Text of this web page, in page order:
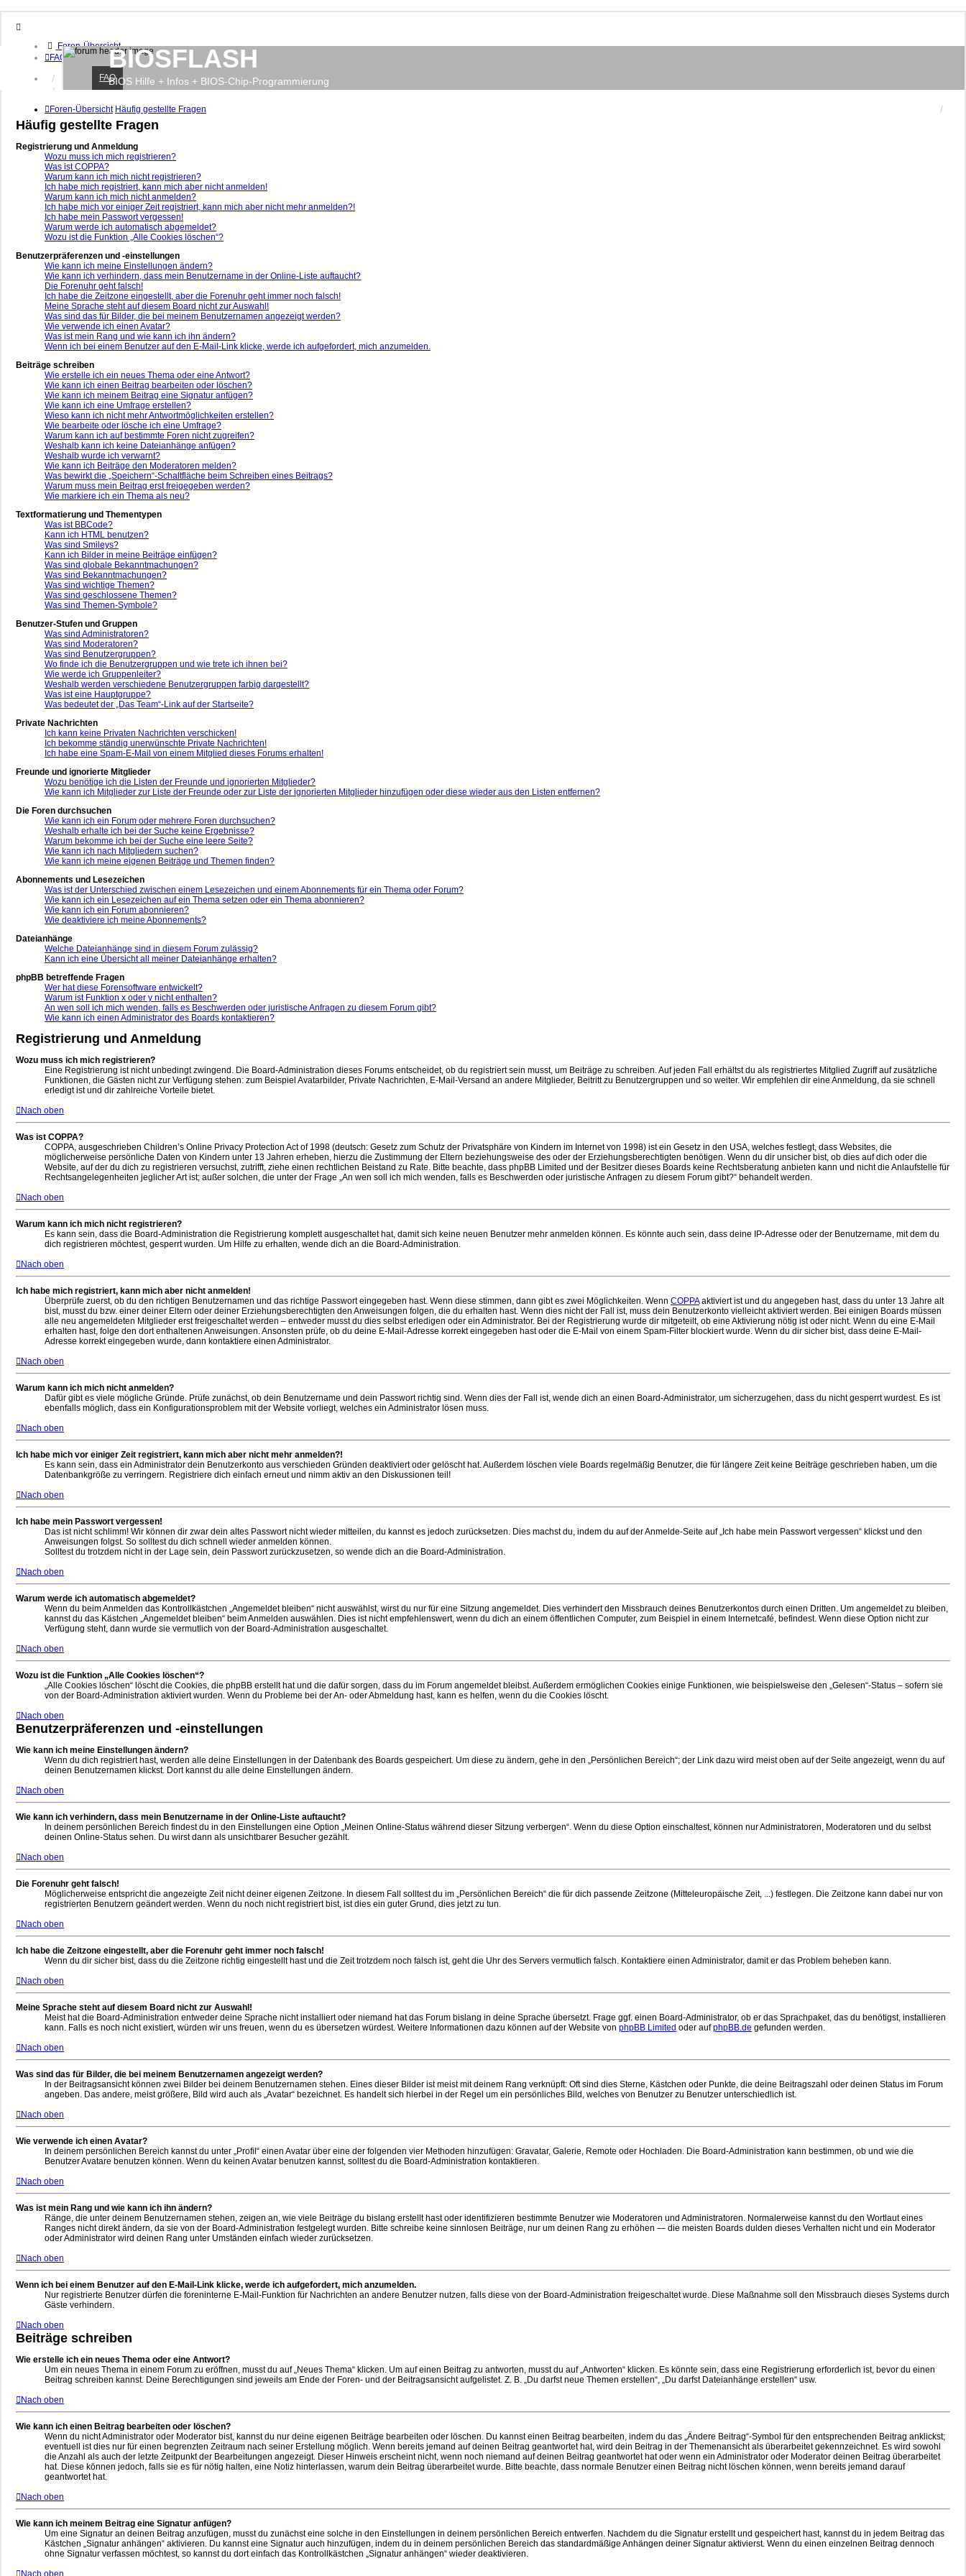
Foren-Übersicht
FAQ
Anmelden
Registrieren
BIOSFLASH
BIOS Hilfe + Infos + BIOS-Chip-Programmierung
FAQ
Foren-Übersicht Häufig gestellte Fragen
Häufig gestellte Fragen
Registrierung und Anmeldung
Wozu muss ich mich registrieren?
Was ist COPPA?
Warum kann ich mich nicht registrieren?
Ich habe mich registriert, kann mich aber nicht anmelden!
Warum kann ich mich nicht anmelden?
Ich habe mich vor einiger Zeit registriert, kann mich aber nicht mehr anmelden?!
Ich habe mein Passwort vergessen!
Warum werde ich automatisch abgemeldet?
Wozu ist die Funktion „Alle Cookies löschen“?
Benutzerpräferenzen und -einstellungen
Wie kann ich meine Einstellungen ändern?
Wie kann ich verhindern, dass mein Benutzername in der Online-Liste auftaucht?
Die Forenuhr geht falsch!
Ich habe die Zeitzone eingestellt, aber die Forenuhr geht immer noch falsch!
Meine Sprache steht auf diesem Board nicht zur Auswahl!
Was sind das für Bilder, die bei meinem Benutzernamen angezeigt werden?
Wie verwende ich einen Avatar?
Was ist mein Rang und wie kann ich ihn ändern?
Wenn ich bei einem Benutzer auf den E-Mail-Link klicke, werde ich aufgefordert, mich anzumelden.
Beiträge schreiben
Wie erstelle ich ein neues Thema oder eine Antwort?
Wie kann ich einen Beitrag bearbeiten oder löschen?
Wie kann ich meinem Beitrag eine Signatur anfügen?
Wie kann ich eine Umfrage erstellen?
Wieso kann ich nicht mehr Antwortmöglichkeiten erstellen?
Wie bearbeite oder lösche ich eine Umfrage?
Warum kann ich auf bestimmte Foren nicht zugreifen?
Weshalb kann ich keine Dateianhänge anfügen?
Weshalb wurde ich verwarnt?
Wie kann ich Beiträge den Moderatoren melden?
Was bewirkt die „Speichern“-Schaltfläche beim Schreiben eines Beitrags?
Warum muss mein Beitrag erst freigegeben werden?
Wie markiere ich ein Thema als neu?
Textformatierung und Thementypen
Was ist BBCode?
Kann ich HTML benutzen?
Was sind Smileys?
Kann ich Bilder in meine Beiträge einfügen?
Was sind globale Bekanntmachungen?
Was sind Bekanntmachungen?
Was sind wichtige Themen?
Was sind geschlossene Themen?
Was sind Themen-Symbole?
Benutzer-Stufen und Gruppen
Was sind Administratoren?
Was sind Moderatoren?
Was sind Benutzergruppen?
Wo finde ich die Benutzergruppen und wie trete ich ihnen bei?
Wie werde ich Gruppenleiter?
Weshalb werden verschiedene Benutzergruppen farbig dargestellt?
Was ist eine Hauptgruppe?
Was bedeutet der „Das Team“-Link auf der Startseite?
Private Nachrichten
Ich kann keine Privaten Nachrichten verschicken!
Ich bekomme ständig unerwünschte Private Nachrichten!
Ich habe eine Spam-E-Mail von einem Mitglied dieses Forums erhalten!
Freunde und ignorierte Mitglieder
Wozu benötige ich die Listen der Freunde und ignorierten Mitglieder?
Wie kann ich Mitglieder zur Liste der Freunde oder zur Liste der ignorierten Mitglieder hinzufügen oder diese wieder aus den Listen entfernen?
Die Foren durchsuchen
Wie kann ich ein Forum oder mehrere Foren durchsuchen?
Weshalb erhalte ich bei der Suche keine Ergebnisse?
Warum bekomme ich bei der Suche eine leere Seite?
Wie kann ich nach Mitgliedern suchen?
Wie kann ich meine eigenen Beiträge und Themen finden?
Abonnements und Lesezeichen
Was ist der Unterschied zwischen einem Lesezeichen und einem Abonnements für ein Thema oder Forum?
Wie kann ich ein Lesezeichen auf ein Thema setzen oder ein Thema abonnieren?
Wie kann ich ein Forum abonnieren?
Wie deaktiviere ich meine Abonnements?
Dateianhänge
Welche Dateianhänge sind in diesem Forum zulässig?
Kann ich eine Übersicht all meiner Dateianhänge erhalten?
phpBB betreffende Fragen
Wer hat diese Forensoftware entwickelt?
Warum ist Funktion x oder y nicht enthalten?
An wen soll ich mich wenden, falls es Beschwerden oder juristische Anfragen zu diesem Forum gibt?
Wie kann ich einen Administrator des Boards kontaktieren?
Registrierung und Anmeldung
Wozu muss ich mich registrieren?
Eine Registrierung ist nicht unbedingt zwingend. Die Board-Administration dieses Forums entscheidet, ob du registriert sein musst, um Beiträge zu schreiben. Auf jeden Fall erhältst du als registriertes Mitglied Zugriff auf zusätzliche
Funktionen, die Gästen nicht zur Verfügung stehen: zum Beispiel Avatarbilder, Private Nachrichten, E-Mail-Versand an andere Mitglieder, Beitritt zu Benutzergruppen und so weiter. Wir empfehlen dir eine Anmeldung, da sie schnell
erledigt ist und dir zahlreiche Vorteile bietet.
Nach oben
Was ist COPPA?
COPPA, ausgeschrieben Children’s Online Privacy Protection Act of 1998 (deutsch: Gesetz zum Schutz der Privatsphäre von Kindern im Internet von 1998) ist ein Gesetz in den USA, welches festlegt, dass Websites, die
möglicherweise persönliche Daten von Kindern unter 13 Jahren erheben, hierzu die Zustimmung der Eltern beziehungsweise des oder der Erziehungsberechtigten benötigen. Wenn du dir unsicher bist, ob dies auf dich oder die
Website, auf der du dich zu registrieren versuchst, zutrifft, ziehe einen rechtlichen Beistand zu Rate. Bitte beachte, dass phpBB Limited und der Besitzer dieses Boards keine Rechtsberatung anbieten kann und nicht die Anlaufstelle für
Rechtsangelegenheiten jeglicher Art ist; außer solchen, die unter der Frage „An wen soll ich mich wenden, falls es Beschwerden oder juristische Anfragen zu diesem Forum gibt?“ behandelt werden.
Nach oben
Warum kann ich mich nicht registrieren?
Es kann sein, dass die Board-Administration die Registrierung komplett ausgeschaltet hat, damit sich keine neuen Benutzer mehr anmelden können. Es könnte auch sein, dass deine IP-Adresse oder der Benutzername, mit dem du
dich registrieren möchtest, gesperrt wurden. Um Hilfe zu erhalten, wende dich an die Board-Administration.
Nach oben
Ich habe mich registriert, kann mich aber nicht anmelden!
Überprüfe zuerst, ob du den richtigen Benutzernamen und das richtige Passwort eingegeben hast. Wenn diese stimmen, dann gibt es zwei Möglichkeiten. Wenn COPPAaktiviert ist und du angegeben hast, dass du unter 13 Jahre alt
bist, musst du bzw. einer deiner Eltern oder deiner Erziehungsberechtigten den Anweisungen folgen, die du erhalten hast. Wenn dies nicht der Fall ist, muss dein Benutzerkonto vielleicht aktiviert werden. Bei einigen Boards müssen
alle neu angemeldeten Mitglieder erst freigeschaltet werden – entweder musst du dies selbst erledigen oder ein Administrator. Bei der Registrierung wurde dir mitgeteilt, ob eine Aktivierung nötig ist oder nicht. Wenn du eine E-Mail
erhalten hast, folge den dort enthaltenen Anweisungen. Ansonsten prüfe, ob du deine E-Mail-Adresse korrekt eingegeben hast oder die E-Mail von einem Spam-Filter blockiert wurde. Wenn du dir sicher bist, dass deine E-Mail-
Adresse korrekt eingegeben wurde, dann kontaktiere einen Administrator.
Nach oben
Warum kann ich mich nicht anmelden?
Dafür gibt es viele mögliche Gründe. Prüfe zunächst, ob dein Benutzername und dein Passwort richtig sind. Wenn dies der Fall ist, wende dich an einen Board-Administrator, um sicherzugehen, dass du nicht gesperrt wurdest. Es ist
ebenfalls möglich, dass ein Konfigurationsproblem mit der Website vorliegt, welches ein Administrator lösen muss.
Nach oben
Ich habe mich vor einiger Zeit registriert, kann mich aber nicht mehr anmelden?!
Es kann sein, dass ein Administrator dein Benutzerkonto aus verschieden Gründen deaktiviert oder gelöscht hat. Außerdem löschen viele Boards regelmäßig Benutzer, die für längere Zeit keine Beiträge geschrieben haben, um die
Datenbankgröße zu verringern. Registriere dich einfach erneut und nimm aktiv an den Diskussionen teil!
Nach oben
Ich habe mein Passwort vergessen!
Das ist nicht schlimm! Wir können dir zwar dein altes Passwort nicht wieder mitteilen, du kannst es jedoch zurücksetzen. Dies machst du, indem du auf der Anmelde-Seite auf „Ich habe mein Passwort vergessen“ klickst und den
Anweisungen folgst. So solltest du dich schnell wieder anmelden können.
Solltest du trotzdem nicht in der Lage sein, dein Passwort zurückzusetzen, so wende dich an die Board-Administration.
Nach oben
Warum werde ich automatisch abgemeldet?
Wenn du beim Anmelden das Kontrollkästchen „Angemeldet bleiben“ nicht auswählst, wirst du nur für eine Sitzung angemeldet. Dies verhindert den Missbrauch deines Benutzerkontos durch einen Dritten. Um angemeldet zu bleiben,
kannst du das Kästchen „Angemeldet bleiben“ beim Anmelden auswählen. Dies ist nicht empfehlenswert, wenn du dich an einem öffentlichen Computer, zum Beispiel in einem Internetcafé, befindest. Wenn diese Option nicht zur
Verfügung steht, dann wurde sie vermutlich von der Board-Administration ausgeschaltet.
Nach oben
Wozu ist die Funktion „Alle Cookies löschen“?
„Alle Cookies löschen“ löscht die Cookies, die phpBB erstellt hat und die dafür sorgen, dass du im Forum angemeldet bleibst. Außerdem ermöglichen Cookies einige Funktionen, wie beispielsweise den „Gelesen“-Status – sofern sie
von der Board-Administration aktiviert wurden. Wenn du Probleme bei der An- oder Abmeldung hast, kann es helfen, wenn du die Cookies löscht.
Nach oben
Benutzerpräferenzen und -einstellungen
Wie kann ich meine Einstellungen ändern?
Wenn du dich registriert hast, werden alle deine Einstellungen in der Datenbank des Boards gespeichert. Um diese zu ändern, gehe in den „Persönlichen Bereich“; der Link dazu wird meist oben auf der Seite angezeigt, wenn du auf
deinen Benutzernamen klickst. Dort kannst du alle deine Einstellungen ändern.
Nach oben
Wie kann ich verhindern, dass mein Benutzername in der Online-Liste auftaucht?
In deinem persönlichen Bereich findest du in den Einstellungen eine Option „Meinen Online-Status während dieser Sitzung verbergen“. Wenn du diese Option einschaltest, können nur Administratoren, Moderatoren und du selbst
deinen Online-Status sehen. Du wirst dann als unsichtbarer Besucher gezählt.
Nach oben
Die Forenuhr geht falsch!
Möglicherweise entspricht die angezeigte Zeit nicht deiner eigenen Zeitzone. In diesem Fall solltest du im „Persönlichen Bereich“ die für dich passende Zeitzone (Mitteleuropäische Zeit, ...) festlegen. Die Zeitzone kann dabei nur von
registrierten Benutzern geändert werden. Wenn du noch nicht registriert bist, ist dies ein guter Grund, dies jetzt zu tun.
Nach oben
Ich habe die Zeitzone eingestellt, aber die Forenuhr geht immer noch falsch!
Wenn du dir sicher bist, dass du die Zeitzone richtig eingestellt hast und die Zeit trotzdem noch falsch ist, geht die Uhr des Servers vermutlich falsch. Kontaktiere einen Administrator, damit er das Problem beheben kann.
Nach oben
Meine Sprache steht auf diesem Board nicht zur Auswahl!
Meist hat die Board-Administration entweder deine Sprache nicht installiert oder niemand hat das Forum bislang in deine Sprache übersetzt. Frage ggf. einen Board-Administrator, ob er das Sprachpaket, das du benötigst, installieren
kann. Falls es noch nicht existiert, würden wir uns freuen, wenn du es übersetzen würdest. Weitere Informationen dazu können auf der Website von phpBB Limited oder aufphpBB.de gefunden werden.
Nach oben
Was sind das für Bilder, die bei meinem Benutzernamen angezeigt werden?
In der Beitragsansicht können zwei Bilder bei deinem Benutzernamen stehen. Eines dieser Bilder ist meist mit deinem Rang verknüpft: Oft sind dies Sterne, Kästchen oder Punkte, die deine Beitragszahl oder deinen Status im Forum
angeben. Das andere, meist größere, Bild wird auch als „Avatar“ bezeichnet. Es handelt sich hierbei in der Regel um ein persönliches Bild, welches von Benutzer zu Benutzer unterschiedlich ist.
Nach oben
Wie verwende ich einen Avatar?
In deinem persönlichen Bereich kannst du unter „Profil“ einen Avatar über eine der folgenden vier Methoden hinzufügen: Gravatar, Galerie, Remote oder Hochladen. Die Board-Administration kann bestimmen, ob und wie die
Benutzer Avatare benutzen können. Wenn du keinen Avatar benutzen kannst, solltest du die Board-Administration kontaktieren.
Nach oben
Was ist mein Rang und wie kann ich ihn ändern?
Ränge, die unter deinem Benutzernamen stehen, zeigen an, wie viele Beiträge du bislang erstellt hast oder identifizieren bestimmte Benutzer wie Moderatoren und Administratoren. Normalerweise kannst du den Wortlaut eines
Ranges nicht direkt ändern, da sie von der Board-Administration festgelegt wurden. Bitte schreibe keine sinnlosen Beiträge, nur um deinen Rang zu erhöhen — die meisten Boards dulden dieses Verhalten nicht und ein Moderator
oder Administrator wird deinen Rang unter Umständen einfach wieder zurücksetzen.
Nach oben
Wenn ich bei einem Benutzer auf den E-Mail-Link klicke, werde ich aufgefordert, mich anzumelden.
Nur registrierte Benutzer dürfen die foreninterne E-Mail-Funktion für Nachrichten an andere Benutzer nutzen, falls diese von der Board-Administration freigeschaltet wurde. Diese Maßnahme soll den Missbrauch dieses Systems durch
Gäste verhindern.
Nach oben
Beiträge schreiben
Wie erstelle ich ein neues Thema oder eine Antwort?
Um ein neues Thema in einem Forum zu eröffnen, musst du auf „Neues Thema“ klicken. Um auf einen Beitrag zu antworten, musst du auf „Antworten“ klicken. Es könnte sein, dass eine Registrierung erforderlich ist, bevor du einen
Beitrag schreiben kannst. Deine Berechtigungen sind jeweils am Ende der Foren- und der Beitragsansicht aufgelistet. Z. B. „Du darfst neue Themen erstellen“, „Du darfst Dateianhänge erstellen“ usw.
Nach oben
Wie kann ich einen Beitrag bearbeiten oder löschen?
Wenn du nicht Administrator oder Moderator bist, kannst du nur deine eigenen Beiträge bearbeiten oder löschen. Du kannst einen Beitrag bearbeiten, indem du das „Ändere Beitrag“-Symbol für den entsprechenden Beitrag anklickst;
eventuell ist dies nur für einen begrenzten Zeitraum nach seiner Erstellung möglich. Wenn bereits jemand auf deinen Beitrag geantwortet hat, wird dein Beitrag in der Themenansicht als überarbeitet gekennzeichnet. Es wird sowohl
die Anzahl als auch der letzte Zeitpunkt der Bearbeitungen angezeigt. Dieser Hinweis erscheint nicht, wenn noch niemand auf deinen Beitrag geantwortet hat oder wenn ein Administrator oder Moderator deinen Beitrag überarbeitet
hat. Diese können jedoch, falls sie es für nötig halten, eine Notiz hinterlassen, warum dein Beitrag überarbeitet wurde. Bitte beachte, dass normale Benutzer einen Beitrag nicht löschen können, wenn bereits jemand darauf
geantwortet hat.
Nach oben
Wie kann ich meinem Beitrag eine Signatur anfügen?
Um eine Signatur an deinen Beitrag anzufügen, musst du zunächst eine solche in den Einstellungen in deinem persönlichen Bereich entwerfen. Nachdem du die Signatur erstellt und gespeichert hast, kannst du in jedem Beitrag das
Kästchen „Signatur anhängen“ aktivieren. Du kannst eine Signatur auch hinzufügen, indem du in deinem persönlichen Bereich das standardmäßige Anhängen deiner Signatur aktivierst. Wenn du einen einzelnen Beitrag dennoch
ohne Signatur verfassen möchtest, so kannst du dort einfach das Kontrollkästchen „Signatur anhängen“ wieder deaktivieren.
Nach oben